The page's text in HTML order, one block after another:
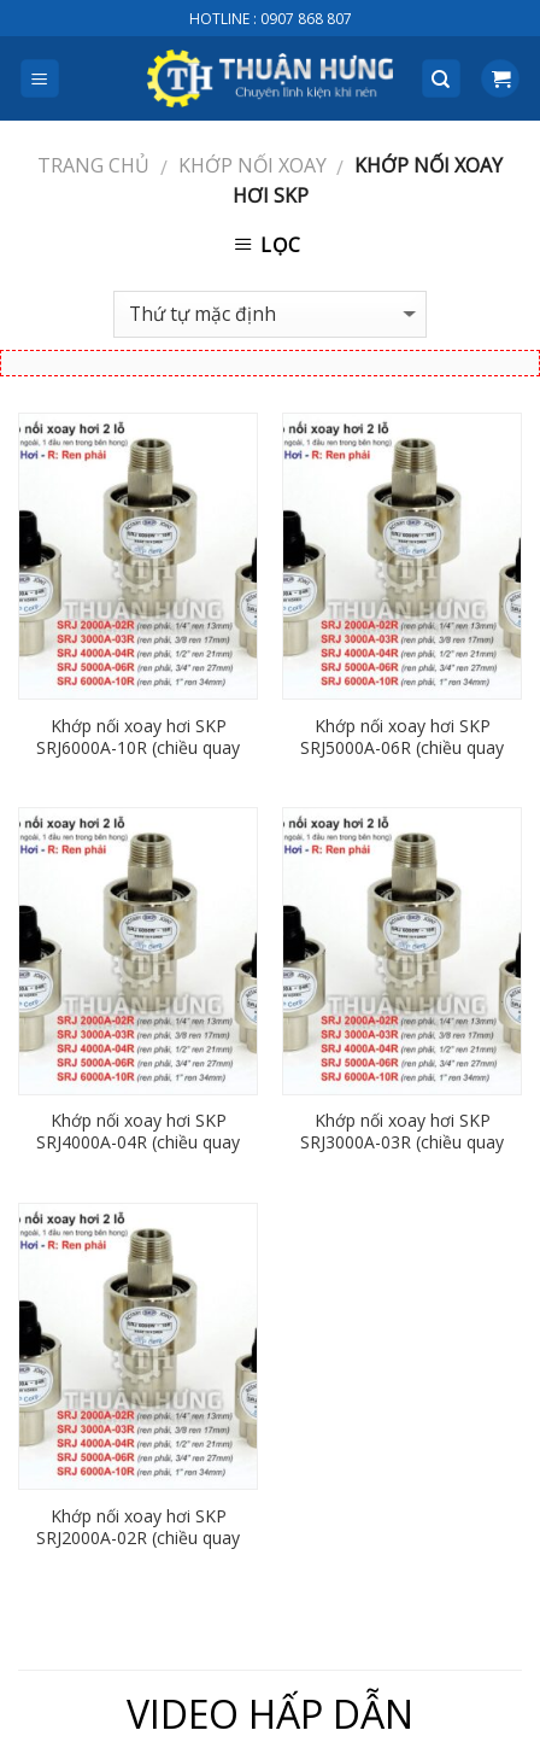
to
content
HOTLINE : 0907 868 807
TRANG CHỦ / KHỚP NỐI XOAY / KHỚP NỐI XOAY
HƠI SKP
LỌC
Khớp nối xoay hơi SKP
SRJ6000A-10R (chiều quay
Khớp nối xoay hơi SKP
SRJ5000A-06R (chiều quay
Khớp nối xoay hơi SKP
SRJ4000A-04R (chiều quay
Khớp nối xoay hơi SKP
SRJ3000A-03R (chiều quay
Khớp nối xoay hơi SKP
SRJ2000A-02R (chiều quay
VIDEO HẤP DẪN